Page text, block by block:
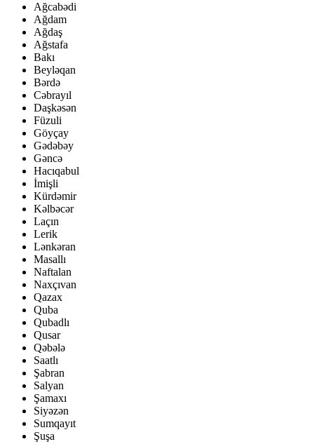
Ağcabədi
Ağdam
Ağdaş
Ağstafa
Bakı
Beyləqan
Bərdə
Cəbrayıl
Daşkəsən
Füzuli
Göyçay
Gədəbəy
Gəncə
Hacıqabul
İmişli
Kürdəmir
Kəlbəcər
Laçın
Lerik
Lənkəran
Masallı
Naftalan
Naxçıvan
Qazax
Quba
Qubadlı
Qusar
Qəbələ
Saatlı
Şabran
Salyan
Şamaxı
Siyəzən
Sumqayıt
Şuşa